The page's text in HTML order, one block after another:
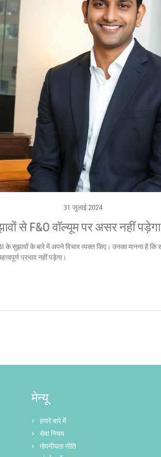
31 जुलाई 2024
से F&O वॉल्यूम पर असर नहीं पड़ेगा
सुझावों के बारे में अपने विचार व्यक्त किए। उनका मानना है कि
प्रभाव नहीं पड़ेगा।
मेन्यू
हमारे बारे में
सेवा नियम
गोपनीयता नीति